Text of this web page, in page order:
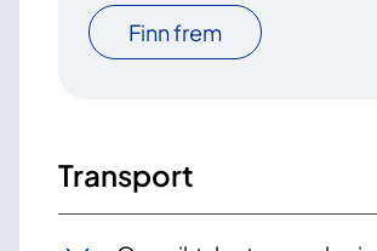
Finn frem
Transport